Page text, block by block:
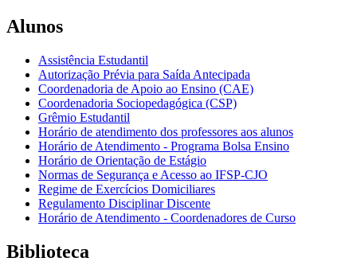
Alunos
Assistência Estudantil
Autorização Prévia para Saída Antecipada
Coordenadoria de Apoio ao Ensino (CAE)
Coordenadoria Sociopedagógica (CSP)
Grêmio Estudantil
Horário de atendimento dos professores aos alunos
Horário de Atendimento - Programa Bolsa Ensino
Horário de Orientação de Estágio
Normas de Segurança e Acesso ao IFSP-CJO
Regime de Exercícios Domiciliares
Regulamento Disciplinar Discente
Horário de Atendimento - Coordenadores de Curso
Biblioteca